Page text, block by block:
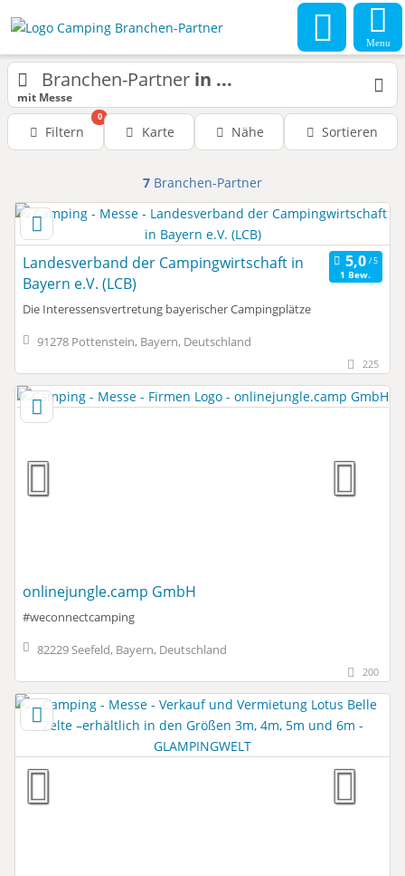
Menu
Branchen-Partner in ...
mit Messe
Filtern
0
Karte Nähe Sortieren
7 Branchen-Partner
Landesverband der Campingwirtschaft in
Bayern e.V. (LCB)
1 Bew.
Die Interessensvertretung bayerischer Campingplätze
91278 Pottenstein, Bayern, Deutschland
225
onlinejungle.camp GmbH
#weconnectcamping
82229 Seefeld, Bayern, Deutschland
200